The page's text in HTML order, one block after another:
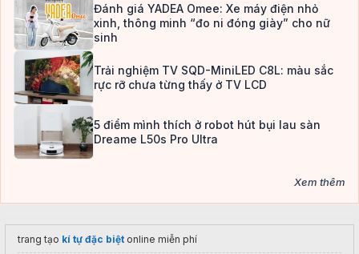
Đánh giá YADEA Omee: Xe máy điện nhỏ
xinh, thông minh “đo ni đóng giày” cho nữ
sinh
Trải nghiệm TV SQD-MiniLED C8L: màu sắc
rực rỡ chưa từng thấy ở TV LCD
5 điểm mình thích ở robot hút bụi lau sàn
Dreame L50s Pro Ultra
Xem thêm
trang tạo kí tự đặc biệt online miễn phí